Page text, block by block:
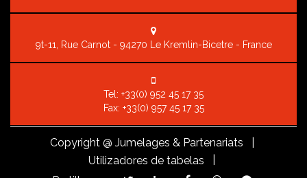
9t-11, Rue Carnot - 94270 Le Kremlin-Bicetre - France
Tel: +33(0) 952 45 17 35
Fax: +33(0) 957 45 17 35
Copyright@ Jumelages & Partenariats |
Utilizadores de tabelas